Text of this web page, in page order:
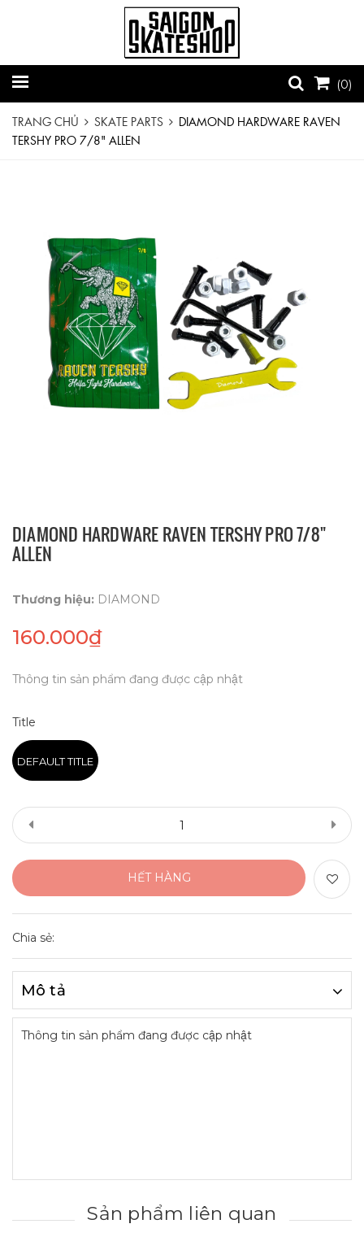
(0)
TRANG CHỦ SKATE PARTS
DIAMOND HARDWARE RAVEN
TERSHY PRO 7/8" ALLEN
DIAMOND HARDWARE RAVEN TERSHY PRO 7/8"
ALLEN
Thương hiệu: DIAMOND
160.000₫
Thông tin sản phẩm đang được cập nhật
Title
DEFAULT TITLE
HẾT HÀNG
Chia sẻ:
Mô tả
Thông tin sản phẩm đang được cập nhật
Sản phẩm liên quan